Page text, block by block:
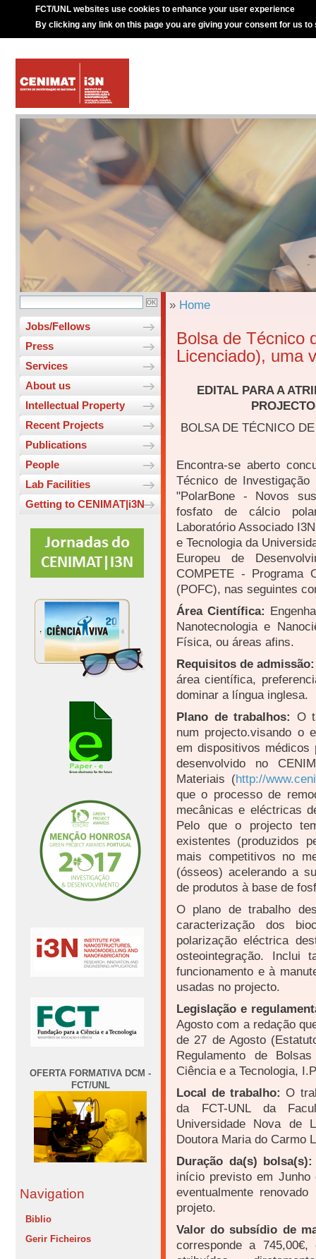
FCT/UNL websites use cookies to enhance your user experience
By clicking any link on this page you are giving your consent for us to
Jobs/Fellows
Press
Services
About us
Intellectual Property
Recent Projects
Publications
People
Lab Facilities
Getting to CENIMAT|i3N
OFERTA FORMATIVA DCM -
FCT/UNL
Navigation
Biblio
Gerir Ficheiros
» Home
Bolsa de Técnico
Licenciado), uma
EDITAL PARA A
BOLSA DE TÉCNICO
Encontra-se aberto
Técnico de
"PolarBone - Novos
fosfato de cálcio
Laboratório Associado
e Tecnologia da
Europeu de
COMPETE - Programa
(POFC), nas seguintes
Área Científica:
Nanotecnologia e
Física, ou áreas afins.
Requisitos de admissão:
área científica,
dominar a língua inglesa.
Plano de trabalhos: O
num projecto.visando o
em dispositivos médicos
desenvolvido no
Materiais (http://
que o processo de
mecânicas e eléctricas
Pelo que o projecto
existentes (produzidos
mais competitivos no
(ósseos) acelerando a
de produtos à base de
O plano de trabalho
caracterização dos
polarização eléctrica
osteointegração.
funcionamento e à
usadas no projecto.
Legislação e
Agosto com a redação
de 27 de Agosto
Regulamento de
Ciência e a Tecnologia,
Local de trabalho: O
da FCT-UNL da
Universidade Nova de
Doutora Maria do Carmo
Duração da(s) bolsa(s):
início previsto em
eventualmente
projeto.
Valor do subsídio de
corresponde a